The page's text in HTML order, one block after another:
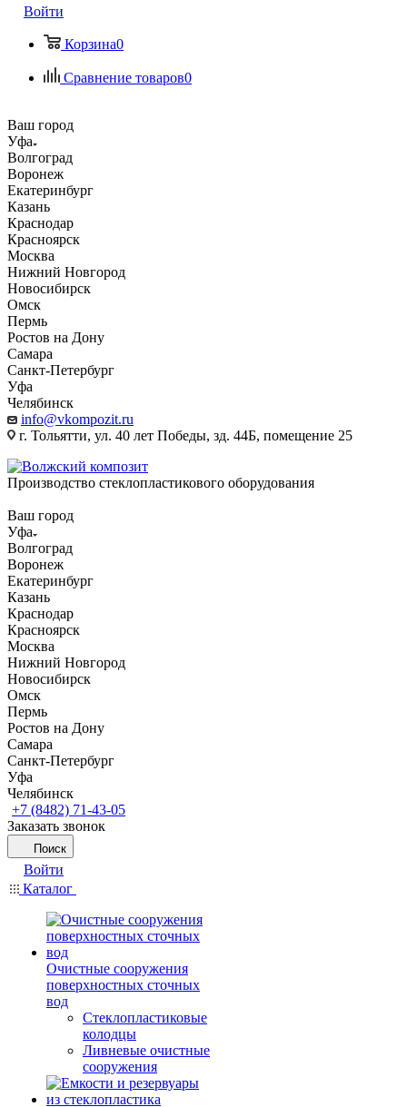
Войти
Корзина0
Сравнение товаров0
Ваш город
Уфа
Волгоград
Воронеж
Екатеринбург
Казань
Краснодар
Красноярск
Москва
Нижний Новгород
Новосибирск
Омск
Пермь
Ростов на Дону
Самара
Санкт-Петербург
Уфа
Челябинск
info@vkompozit.ru
г. Тольятти, ул. 40 лет Победы, зд. 44Б, помещение 25
Производство стеклопластикового оборудования
Ваш город
Уфа
Волгоград
Воронеж
Екатеринбург
Казань
Краснодар
Красноярск
Москва
Нижний Новгород
Новосибирск
Омск
Пермь
Ростов на Дону
Самара
Санкт-Петербург
Уфа
Челябинск
+7 (8482) 71-43-05
Заказать звонок
Поиск
Войти
Каталог
Очистные сооружения
поверхностных сточных
вод
Стеклопластиковые
колодцы
Ливневые очистные
сооружения